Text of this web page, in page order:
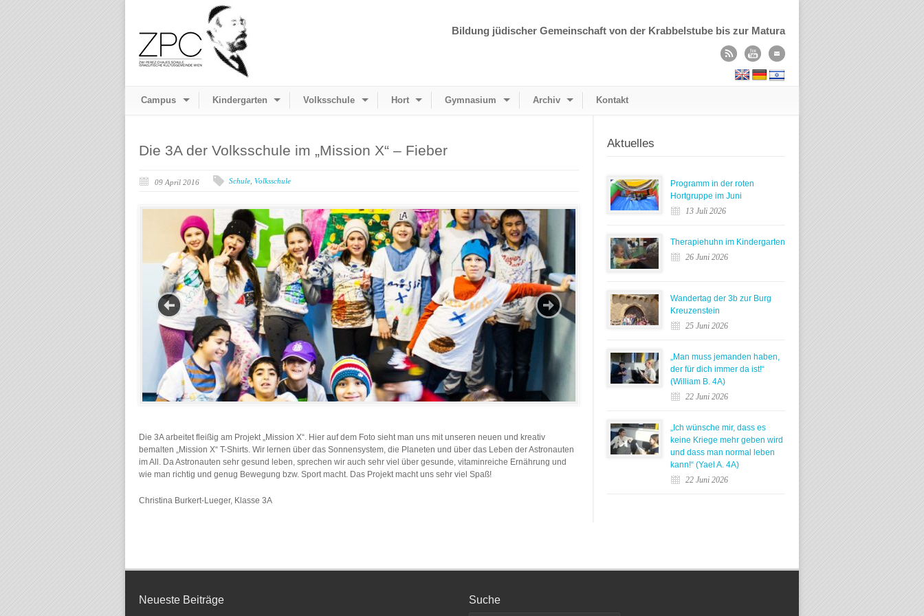
Bildung jüdischer Gemeinschaft von der Krabbelstube bis zur Matura
Campus Kindergarten Volksschule Hort Gymnasium Archiv Kontakt
Die 3A der Volksschule im „Mission X“ – Fieber
09 April 2016 Schule Volksschule
Die 3A arbeitet fleißig am Projekt „Mission X“. Hier auf dem Foto sieht man uns mit unseren neuen und kreativ
bemalten „Mission X“ T-Shirts. Wir lernen über das Sonnensystem, die Planeten und über das Leben der Astronauten
im All. Da Astronauten sehr gesund leben, sprechen wir auch sehr viel über gesunde, vitaminreiche Ernährung und
wie man richtig und genug Bewegung bzw. Sport macht. Das Projekt macht uns sehr viel Spaß!
Christina Burkert-Lueger, Klasse 3A
Aktuelles
Programm in der roten
Hortgruppe im Juni
13 Juli 2026
Therapiehuhn im Kindergarten
26 Juni 2026
Wandertag der 3b zur Burg
Kreuzenstein
25 Juni 2026
„Man muss jemanden haben,
der für dich immer da ist!“
(William B. 4A)
22 Juni 2026
„Ich wünsche mir, dass es
keine Kriege mehr geben wird
und dass man normal leben
kann!“ (Yael A. 4A)
22 Juni 2026
Neueste Beiträge Suche